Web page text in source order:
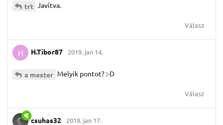
trt Javítva.
Válasz
H H.​Tibor87 2019. jan 14.
a mester Melyik pontot? :-D
Válasz
csuhas32 2019. jan 17.